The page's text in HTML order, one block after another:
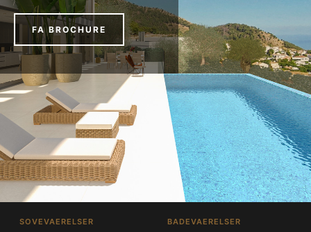
FA BROCHURE
SOVEVAERELSER BADEVAERELSER